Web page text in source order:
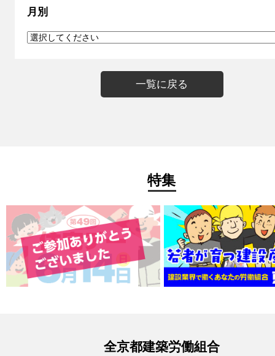
月別
一覧に戻る
特集
全京都建築労働組合